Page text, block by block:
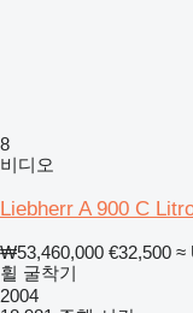
8
비디오
Liebherr A 900 C
₩53,460,000 €32,500 ≈
휠 굴착기
2004